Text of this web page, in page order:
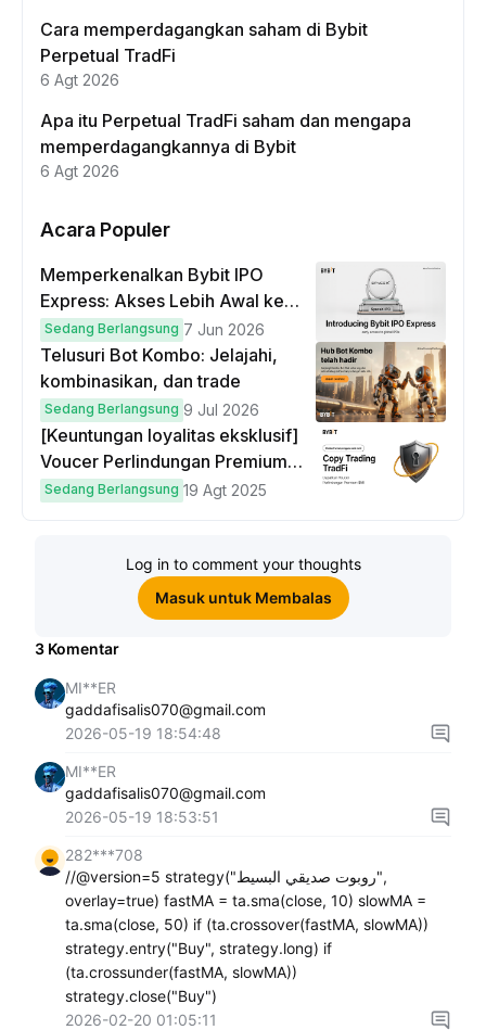
Cara memperdagangkan saham di Bybit
Perpetual TradFi
6 Agt 2026
Apa itu Perpetual TradFi saham dan mengapa
memperdagangkannya di Bybit
6 Agt 2026
Acara Populer
Memperkenalkan Bybit IPO
Express: Akses Lebih Awal ke
IPO Global!
Sedang Berlangsung 7 Jun 2026
Telusuri Bot Kombo: Jelajahi,
kombinasikan, dan trade
Sedang Berlangsung 9 Jul 2026
[Keuntungan loyalitas eksklusif]
Voucer Perlindungan Premium
hingga $50
Sedang Berlangsung 19 Agt 2025
Log in to comment your thoughts
Masuk untuk Membalas
3 Komentar
MI**ER
gaddafisalis070@gmail.com
2026-05-19 18:54:48
MI**ER
gaddafisalis070@gmail.com
2026-05-19 18:53:51
282***708
//@version=5 strategy("روبوت صديقي البسيط",
overlay=true) fastMA = ta.sma(close, 10) slowMA =
ta.sma(close, 50) if (ta.crossover(fastMA, slowMA))
strategy.entry("Buy", strategy.long) if
(ta.crossunder(fastMA, slowMA))
strategy.close("Buy")
2026-02-20 01:05:11